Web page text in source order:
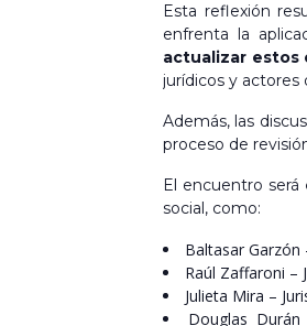
Esta reflexión
enfrenta la
actualizar estos
jurídicos y actores
Además, las
proceso de
El encuentro será
social, como:
Baltasar Garzón
Raúl Zaffaroni –
Julieta Mira –
Douglas